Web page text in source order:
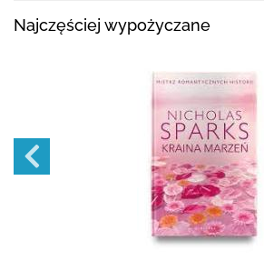
Najczęściej wypożyczane